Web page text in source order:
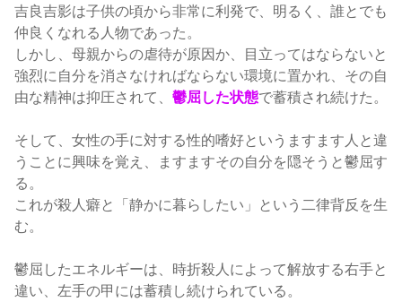
吉良吉影は子供の頃から非常に利発で、明るく、誰とでも
仲良くなれる人物であった。
しかし、母親からの虐待が原因か、目立ってはならないと
強烈に自分を消さなければならない環境に置かれ、その自
由な精神は抑圧されて、 鬱屈した状態で蓄積され続けた。
そして、女性の手に対する性的嗜好というますます人と違
うことに興味を覚え、ますますその自分を隠そうと鬱屈す
る。
これが殺人癖と「静かに暮らしたい」という二律背反を生
む。
鬱屈したエネルギーは、時折殺人によって解放する右手と
違い、左手の甲には蓄積し続けられている。